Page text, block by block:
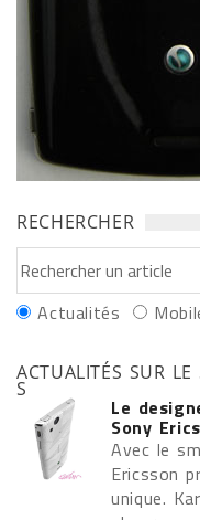
RECHERCHER
Actualités
ACTUALITÉS SUR
S
Le
Sony
Avec le
Ericsson
unique.